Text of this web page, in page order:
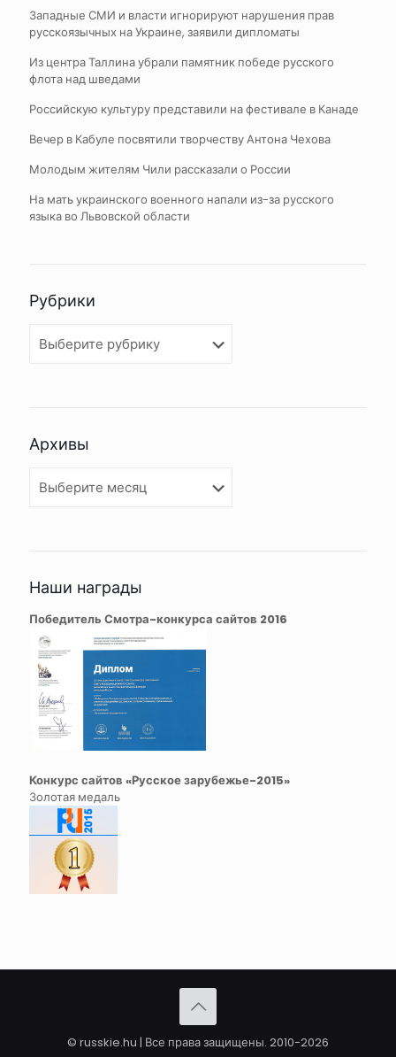
Западные СМИ и власти игнорируют нарушения прав
русскоязычных на Украине, заявили дипломаты
Из центра Таллина убрали памятник победе русского
флота над шведами
Российскую культуру представили на фестивале в Канаде
Вечер в Кабуле посвятили творчеству Антона Чехова
Молодым жителям Чили рассказали о России
На мать украинского военного напали из-за русского
языка во Львовской области
Рубрики
Архивы
Наши награды
Победитель Смотра-конкурса сайтов 2016
Конкурс сайтов «Русское зарубежье-2015»
Золотая медаль
© russkie.hu | Все права защищены. 2010-2026